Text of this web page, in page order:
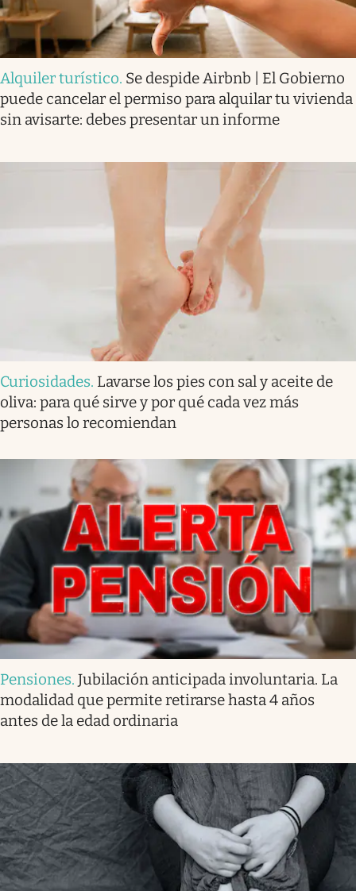
Alquiler turístico. Se despide Airbnb | El Gobierno
puede cancelar el permiso para alquilar tu vivienda
sin avisarte: debes presentar un informe
Curiosidades. Lavarse los pies con sal y aceite de
oliva: para qué sirve y por qué cada vez más
personas lo recomiendan
Pensiones. Jubilación anticipada involuntaria. La
modalidad que permite retirarse hasta 4 años
antes de la edad ordinaria